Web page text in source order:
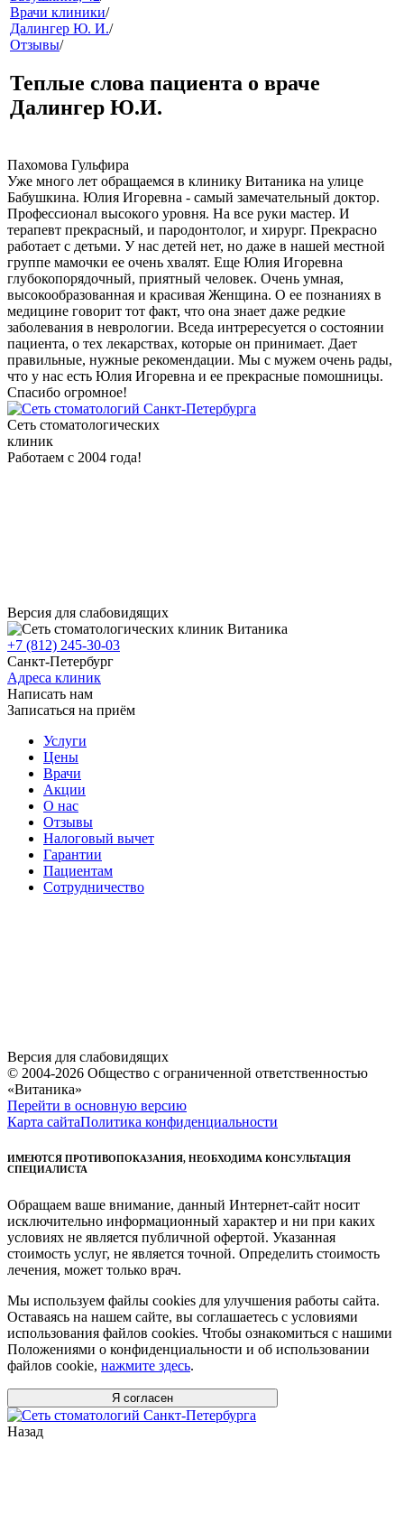
клиники
Врачи клиники/
Далингер Ю. И./
Отзывы/
Теплые слова пациента о враче
Далингер Ю.И.
Пахомова Гульфира
Уже много лет обращаемся в клинику Витаника на улице
Бабушкина. Юлия Игоревна - самый замечательный доктор.
Профессионал высокого уровня. На все руки мастер. И
терапевт прекрасный, и пародонтолог, и хирург. Прекрасно
работает с детьми. У нас детей нет, но даже в нашей местной
группе мамочки ее очень хвалят. Еще Юлия Игоревна
глубокопорядочный, приятный человек. Очень умная,
высокообразованная и красивая Женщина. О ее познаниях в
медицине говорит тот факт, что она знает даже редкие
заболевания в неврологии. Вседа интрересуется о состоянии
пациента, о тех лекарствах, которые он принимает. Дает
правильные, нужные рекомендации. Мы с мужем очень рады,
что у нас есть Юлия Игоревна и ее прекрасные помошницы.
Спасибо огромное!
Сеть стоматологических
клиник
Работаем с 2004 года!
Версия для слабовидящих
+7 (812) 245-30-03
Санкт-Петербург
Адреса клиник
Написать нам
Записаться на приём
Услуги
Цены
Врачи
Акции
О нас
Отзывы
Налоговый вычет
Гарантии
Пациентам
Сотрудничество
Версия для слабовидящих
© 2004-2026 Общество с ограниченной ответственностью
«Витаника»
Перейти в основную версию
Карта сайтаПолитика конфиденциальности
ИМЕЮТСЯ ПРОТИВОПОКАЗАНИЯ, НЕОБХОДИМА КОНСУЛЬТАЦИЯ
СПЕЦИАЛИСТА
Обращаем ваше внимание, данный Интернет-сайт носит
исключительно информационный характер и ни при каких
условиях не является публичной офертой. Указанная
стоимость услуг, не является точной. Определить стоимость
лечения, может только врач.
Мы используем файлы cookies для улучшения работы сайта.
Оставаясь на нашем сайте, вы соглашаетесь с условиями
использования файлов cookies. Чтобы ознакомиться с нашими
Положениями о конфиденциальности и об использовании
файлов cookie, нажмите здесь.
Я согласен
Назад